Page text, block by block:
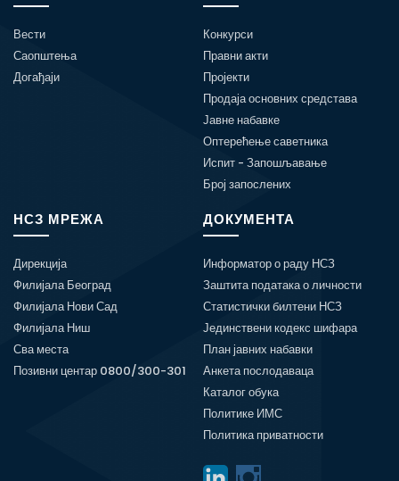
Вести
Саопштења
Догађаји
Конкурси
Правни акти
Пројекти
Продаја основних средстава
Јавне набавке
Оптерећење саветника
Испит - Запошљавање
Број запослених
НСЗ МРЕЖА
Дирекција
Филијала Београд
Филијала Нови Сад
Филијала Ниш
Сва места
Позивни центар 0800/300-301
ДОКУМЕНТА
Информатор о раду НСЗ
Заштита података о личности
Статистички билтени НСЗ
Јединствени кодекс шифара
План јавних набавки
Анкета послодаваца
Каталог обука
Политике ИМС
Политика приватности